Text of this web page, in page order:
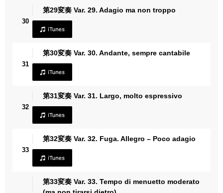
30
第29変奏 Var. 29. Adagio ma non troppo
31
第30変奏 Var. 30. Andante, sempre cantabile
32
第31変奏 Var. 31. Largo, molto espressivo
33
第32変奏 Var. 32. Fuga. Allegro – Poco adagio
第33変奏 Var. 33. Tempo di menuetto moderato